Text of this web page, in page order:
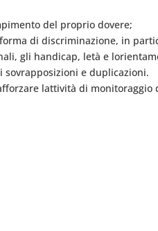
del proprio dovere;
di discriminazione, in
gli handicap, letà e
sovrapposizioni e duplicazioni.
lattività di